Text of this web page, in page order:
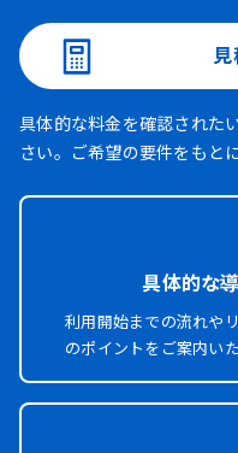
具体的な料金を確認された
さい。ご希望の要件をもと
具体的な
利用開始までの流れや
のポイントをご案内いた